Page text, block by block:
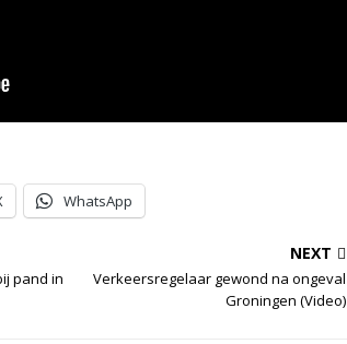
WhatsApp
pand in
NEXT
Verkeersregelaar gewond na ongeval
Groningen (Video)